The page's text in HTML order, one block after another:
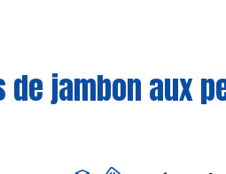
de jambon aux